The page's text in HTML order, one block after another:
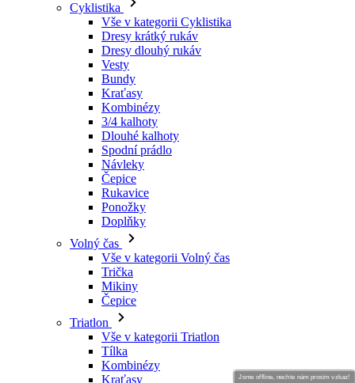
Cyklistika
Vše v kategorii Cyklistika
Dresy krátký rukáv
Dresy dlouhý rukáv
Vesty
Bundy
Kraťasy
Kombinézy
3/4 kalhoty
Dlouhé kalhoty
Spodní prádlo
Návleky
Čepice
Rukavice
Ponožky
Doplňky
Volný čas
Vše v kategorii Volný čas
Trička
Mikiny
Čepice
Triatlon
Vše v kategorii Triatlon
Tílka
Kombinézy
Kraťasy
Jsme offline, nechte nám prosím vzkaz!